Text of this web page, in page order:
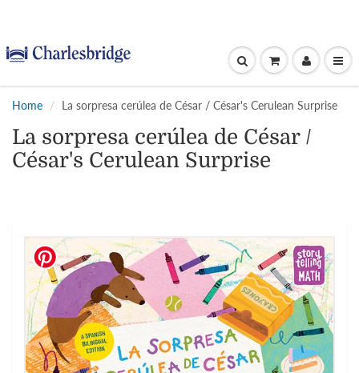
Home La sorpresa cerúlea de César / César's Cerulean Surprise
La sorpresa cerúlea de César /
César's Cerulean Surprise